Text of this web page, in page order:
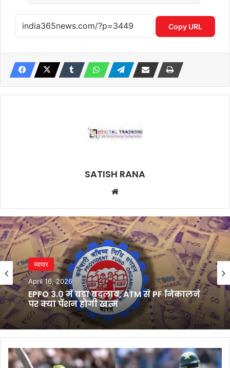
Copy URL
SATISH RANA
व्यापार
April 16, 2026
EPFO 3.0 में बड़ा बदलाव, ATM से PF निकालने
पर क्या पेंशन होगी खत्म
Pakistan
vs